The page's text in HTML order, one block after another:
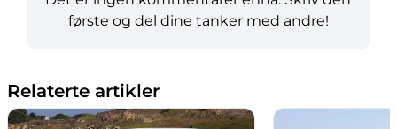
første og del dine tanker med andre!
Relaterte artikler